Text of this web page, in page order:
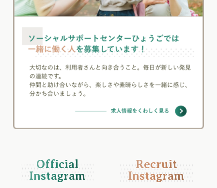
Official
Instagram
Recruit
Instagram